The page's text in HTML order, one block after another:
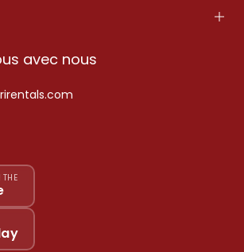
avec nous